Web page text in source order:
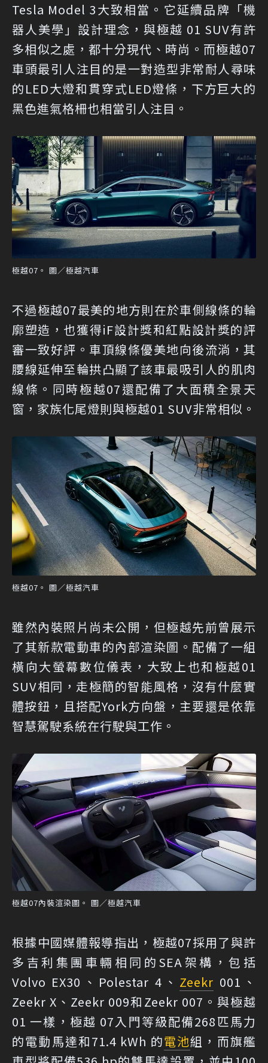
Tesla Model 3大致相當。它延續品牌「機
器人美學」設計理念，與極越 01 SUV有許
多相似之處，都十分現代、時尚。而極越07
車頭最引人注目的是一對造型非常耐人尋味
的LED大燈和貫穿式LED燈條，下方巨大的
黑色進氣格柵也相當引人注目。
極越07。 圖／極越汽車
不過極越07最美的地方則在於車側線條的輪
廓塑造，也獲得iF設計獎和紅點設計獎的評
審一致好評。車頂線條優美地向後流淌，其
腰線延伸至輪拱凸顯了該車最吸引人的肌肉
線條。同時極越07還配備了大面積全景天
窗，家族化尾燈則與極越01 SUV非常相似。
極越07。 圖／極越汽車
雖然內裝照片尚未公開，但極越先前曾展示
了其新款電動車的內部渲染圖。配備了一組
橫向大螢幕數位儀表，大致上也和極越01
SUV相同，走極簡的智能風格，沒有什麼實
體按鈕，且搭配York方向盤，主要還是依靠
智慧駕駛系統在行駛與工作。
極越07內裝渲染圖。 圖／極越汽車
根據中國媒體報導指出，極越07採用了與許
多吉利集團車輛相同的SEA架構，包括
Volvo EX30、Polestar 4、 Zeekr 001、
Zeekr X、Zeekr 009和Zeekr 007。與極越
01 一樣，極越 07入門等級配備268匹馬力
的電動馬達和71.4 kWh 的電池組，而旗艦